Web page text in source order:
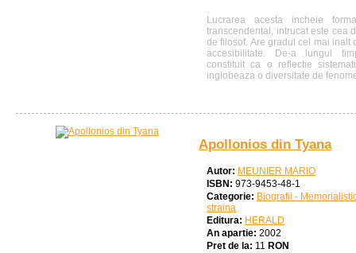
Lucrarea acesta incheie
transcendental, intrucat este cea
de filosof. Are gradul cel mai inalt
accesibilitate. De-a lungul
constituit ca o reflectie
inglobeaza o diversitate de
Apollonios din Tyana
Autor: MEUNIER MARIO
ISBN: 973-9453-48-1
Categorie: Biografii -
straina
Editura: HERALD
An apartie: 2002
Pret de la: 11 RON